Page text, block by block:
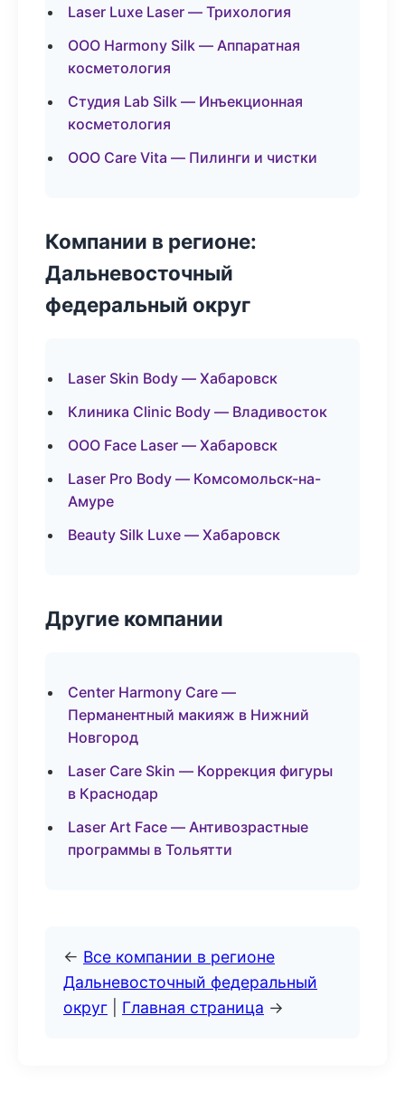
Laser Luxe Laser — Трихология
ООО Harmony Silk — Аппаратная
косметология
Студия Lab Silk — Инъекционная
косметология
ООО Care Vita — Пилинги и чистки
Компании в регионе:
Дальневосточный
федеральный округ
Laser Skin Body — Хабаровск
Клиника Clinic Body — Владивосток
ООО Face Laser — Хабаровск
Laser Pro Body — Комсомольск-на-
Амуре
Beauty Silk Luxe — Хабаровск
Другие компании
Center Harmony Care —
Перманентный макияж в Нижний
Новгород
Laser Care Skin — Коррекция фигуры
в Краснодар
Laser Art Face — Антивозрастные
программы в Тольятти
← Все компании в регионе
Дальневосточный федеральный
округ
Главная страница →